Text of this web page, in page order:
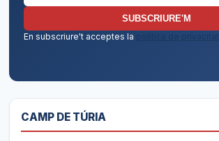
SUBSCRIURE'M
En subscriure't acceptes la
política de privacitat
CAMP DE TÚRIA